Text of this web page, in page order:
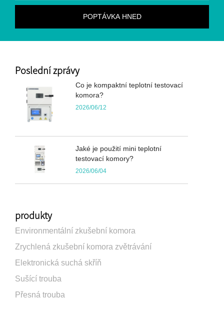
Poslední zprávy
Co je kompaktní teplotní testovací
komora?
2026/06/12
Jaké je použití mini teplotní
testovací komory?
2026/06/04
produkty
Environmentální zkušební komora
Zrychlená zkušební komora zvětrávání
Elektronická suchá skříň
Sušící trouba
Přesná trouba